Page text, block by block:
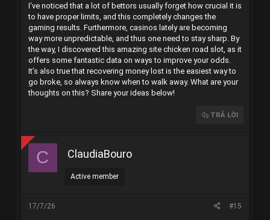
I've noticed that a lot of bettors usually forget how crucial it is
to have proper limits, and this completely changes the
gaming results. Furthermore, casinos lately are becoming
way more unpredictable, and thus one need to stay sharp. By
the way, I discovered this amazing site chicken road slot, as it
offers some fantastic data on ways to improve your odds.
It’s also true that recovering money lost is the easiest way to
go broke, so always know when to walk away. What are your
thoughts on this? Share your ideas below!
TRẢ LỜI
C ClaudiaBouro
Active member
17/7/26 #15